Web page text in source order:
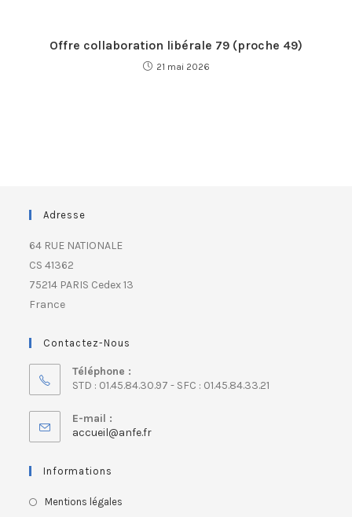
Offre collaboration libérale 79 (proche 49)
21 mai 2026
Adresse
64 RUE NATIONALE
CS 41362
75214 PARIS Cedex 13
France
Contactez-Nous
Téléphone :
STD : 01.45.84.30.97 - SFC : 01.45.84.33.21
E-mail :
accueil@anfe.fr
Informations
Mentions légales